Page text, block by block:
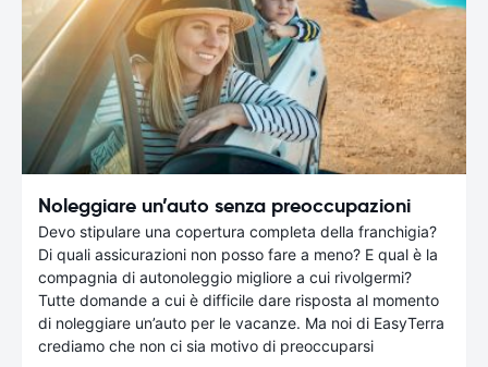
Noleggiare un’auto senza preoccupazioni
Devo stipulare una copertura completa della franchigia?
Di quali assicurazioni non posso fare a meno? E qual è la
compagnia di autonoleggio migliore a cui rivolgermi?
Tutte domande a cui è difficile dare risposta al momento
di noleggiare un’auto per le vacanze. Ma noi di EasyTerra
crediamo che non ci sia motivo di preoccuparsi